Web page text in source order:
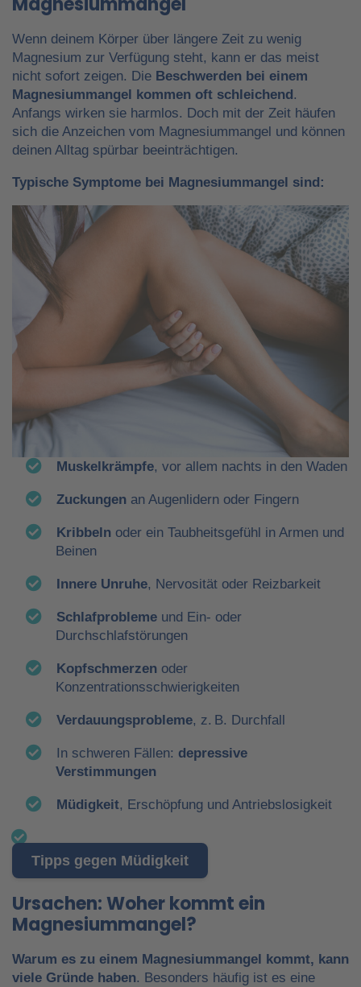
Wenn deinem Körper über längere Zeit zu wenig
Magnesium zur Verfügung steht, kann er das meist
nicht sofort zeigen. Die Beschwerden bei einem
Magnesiummangel kommen oft schleichend.
Anfangs wirken sie harmlos. Doch mit der Zeit häufen
sich die Anzeichen vom Magnesiummangel und können
deinen Alltag spürbar beeinträchtigen.
Typische Symptome bei Magnesiummangel sind:
Muskelkrämpfe, vor allem nachts in den Waden
Zuckungenan Augenlidern oder Fingern
Kribbelnoder ein Taubheitsgefühl in Armen und
Beinen
Innere Unruhe, Nervosität oder Reizbarkeit
Schlafproblemeund Ein- oder
Durchschlafstörungen
Kopfschmerzenoder
Konzentrationsschwierigkeiten
Verdauungsprobleme, z. B. Durchfall
In schweren Fällen: depressive
Verstimmungen
Müdigkeit, Erschöpfung und Antriebslosigkeit
Tipps gegen Müdigkeit
Ursachen: Woher kommt ein
Magnesiummangel?
Warum es zu einem Magnesiummangel kommt, kann
viele Gründe haben. Besonders häufig ist es eine